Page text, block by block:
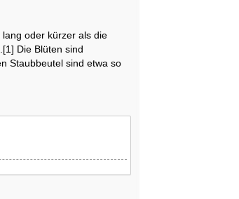
oder kürzer als die
Die Blüten sind
Staubbeutel sind etwa so